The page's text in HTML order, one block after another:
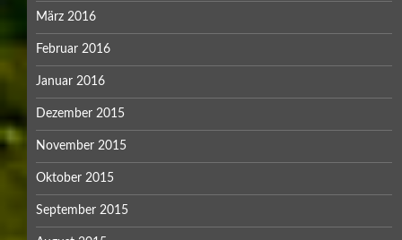
März 2016
Februar 2016
Januar 2016
Dezember 2015
November 2015
Oktober 2015
September 2015